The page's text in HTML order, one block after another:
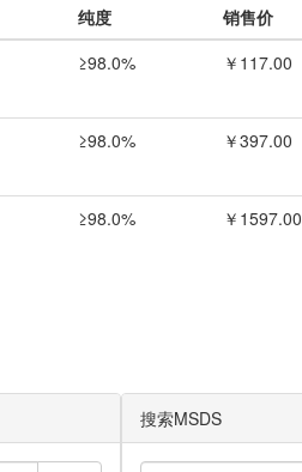
纯度 销售价
≥98.0% ￥117.00
≥98.0% ￥397.00
≥98.0% ￥1597.00
搜索MSDS